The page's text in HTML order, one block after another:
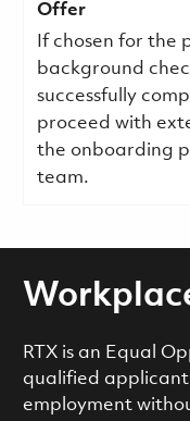
Offer
If chosen for the
background
successfully
proceed with
the onboarding
team.
RTX is an Equal
qualified
employment